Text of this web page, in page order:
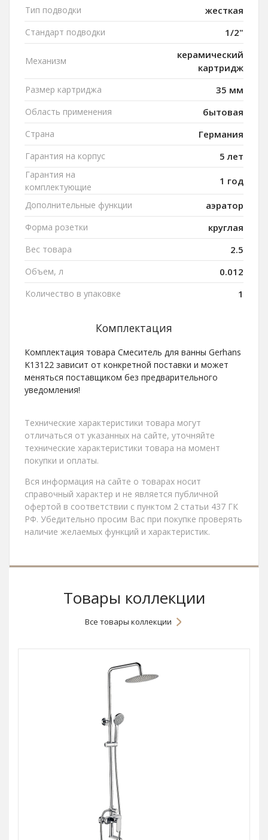
Тип подводки жесткая
Стандарт подводки 1/2"
Механизм
керамический
картридж
Размер картриджа 35 мм
Область применения бытовая
Страна Германия
Гарантия на корпус 5 лет
Гарантия на
комплектующие
1 год
Дополнительные функции аэратор
Форма розетки круглая
Вес товара 2.5
Объем, л 0.012
Количество в упаковке 1
Комплектация
Комплектация товара Смеситель для ванны Gerhans
K13122 зависит от конкретной поставки и может
меняться поставщиком без предварительного
уведомления!
Технические характеристики товара могут
отличаться от указанных на сайте, уточняйте
технические характеристики товара на момент
покупки и оплаты.
Вся информация на сайте о товарах носит
справочный характер и не является публичной
офертой в соответствии с пунктом 2 статьи 437 ГК
РФ. Убедительно просим Вас при покупке проверять
наличие желаемых функций и характеристик.
Товары коллекции
Все товары коллекции